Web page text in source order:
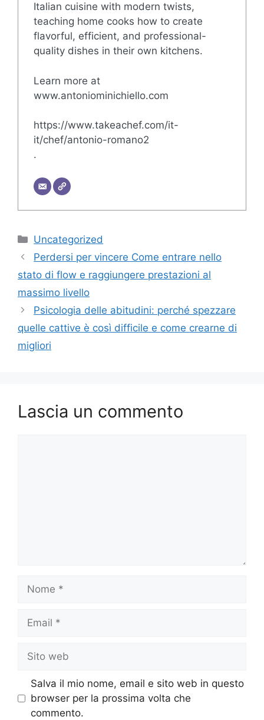
Italian cuisine with modern twists,
teaching home cooks how to create
flavorful, efficient, and professional-
quality dishes in their own kitchens.
Learn more at
www.antoniominichiello.com
https://www.takeachef.com/it-
it/chef/antonio-romano2
.
Categorie
Uncategorized
Perdersi per vincere Come entrare nello
stato di flow e raggiungere prestazioni al
massimo livello
Psicologia delle abitudini: perché spezzare
quelle cattive è così difficile e come crearne di
migliori
Lascia un commento
Nome
Email
Sito
web
Salva il mio nome, email e sito web in questo
browser per la prossima volta che
commento.